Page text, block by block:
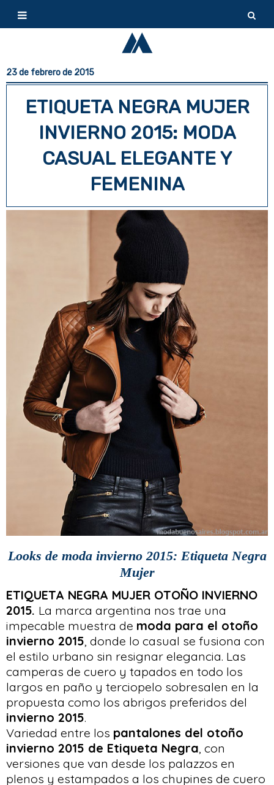
23 de febrero de 2015
ETIQUETA NEGRA MUJER
INVIERNO 2015: MODA
CASUAL ELEGANTE Y
FEMENINA
Looks de moda invierno 2015: Etiqueta Negra
Mujer
ETIQUETA NEGRA MUJER OTOÑO INVIERNO
2015. La marca argentina nos trae una
impecable muestra de moda para el otoño
invierno 2015 , donde lo casual se fusiona con
el estilo urbano sin resignar elegancia. Las
camperas de cuero y tapados en todo los
largos en paño y terciopelo sobresalen en la
propuesta como los abrigos preferidos del
invierno 2015.
Variedad entre los pantalones del otoño
invierno 2015 de Etiqueta Negra , con
versiones que van desde los palazzos en
plenos y estampados a los chupines de cuero